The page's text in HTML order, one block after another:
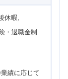
休暇
・退職金制
績に応じて